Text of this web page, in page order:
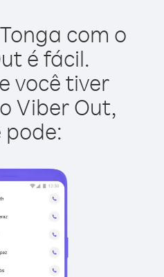
com o
é fácil.
você tiver
Viber Out,
pode: